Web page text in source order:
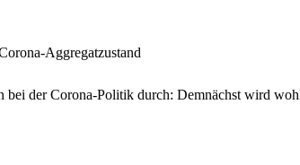
Aggregatzustand
bei der Corona-Politik durch: Demnächst wird